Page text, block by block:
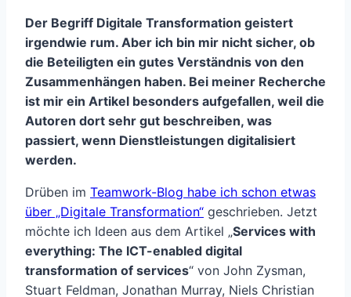
Der Begriff Digitale Transformation geistert
irgendwie rum. Aber ich bin mir nicht sicher, ob
die Beteiligten ein gutes Verständnis von den
Zusammenhängen haben. Bei meiner Recherche
ist mir ein Artikel besonders aufgefallen, weil die
Autoren dort sehr gut beschreiben, was
passiert, wenn Dienstleistungen digitalisiert
werden.
Drüben im Teamwork-Blog habe ich schon etwas
über „Digitale Transformation“ geschrieben. Jetzt
möchte ich Ideen aus dem Artikel „Services with
everything: The ICT-enabled digital
transformation of services“ von John Zysman,
Stuart Feldman, Jonathan Murray, Niels Christian